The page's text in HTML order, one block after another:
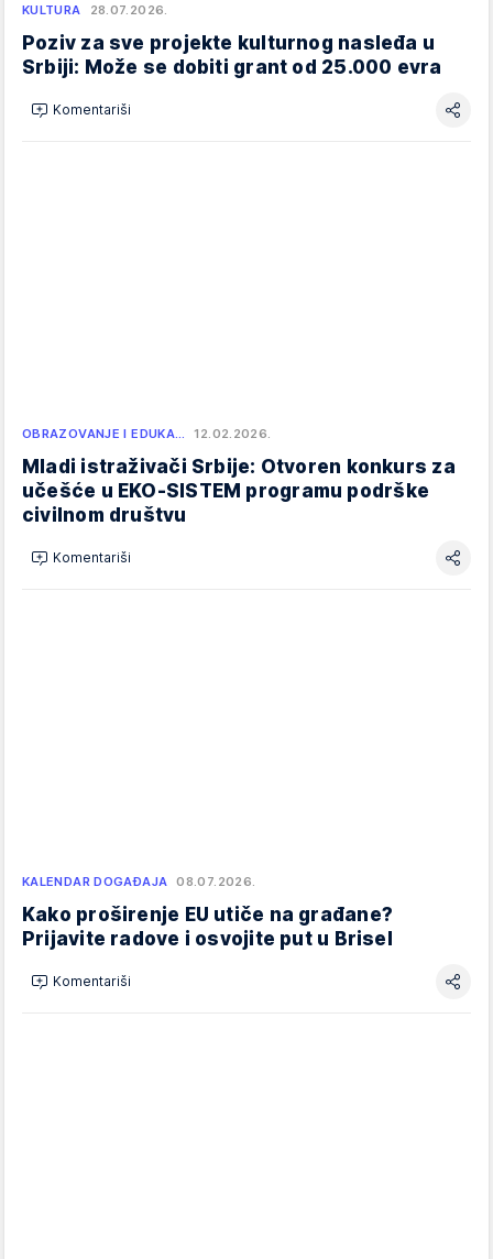
KULTURA 28.07.2026.
Poziv za sve projekte kulturnog nasleđa u
Srbiji: Može se dobiti grant od 25.000 evra
Komentariši
OBRAZOVANJE I EDUKA… 12.02.2026.
Mladi istraživači Srbije: Otvoren konkurs za
učešće u EKO-SISTEM programu podrške
civilnom društvu
Komentariši
KALENDAR DOGAĐAJA 08.07.2026.
Kako proširenje EU utiče na građane?
Prijavite radove i osvojite put u Brisel
Komentariši